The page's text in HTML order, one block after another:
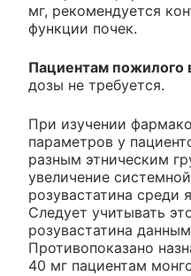
мг, рекомендуется
функции почек.
Пациентам пожилого
дозы не требуется.
При изучении
параметров у
разным этническим
увеличение
розувастатина среди
Следует учитывать
розувастатина
Противопоказано
40 мг пациентам